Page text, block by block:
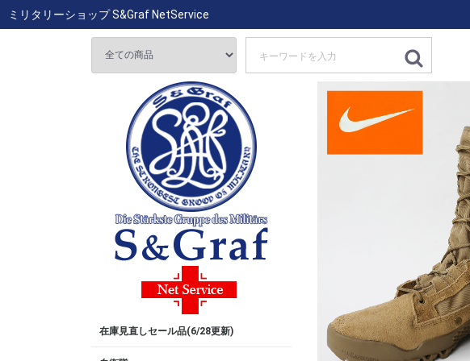
ミリタリーショップ S&Graf NetService
在庫見直しセール品(6/28更新)